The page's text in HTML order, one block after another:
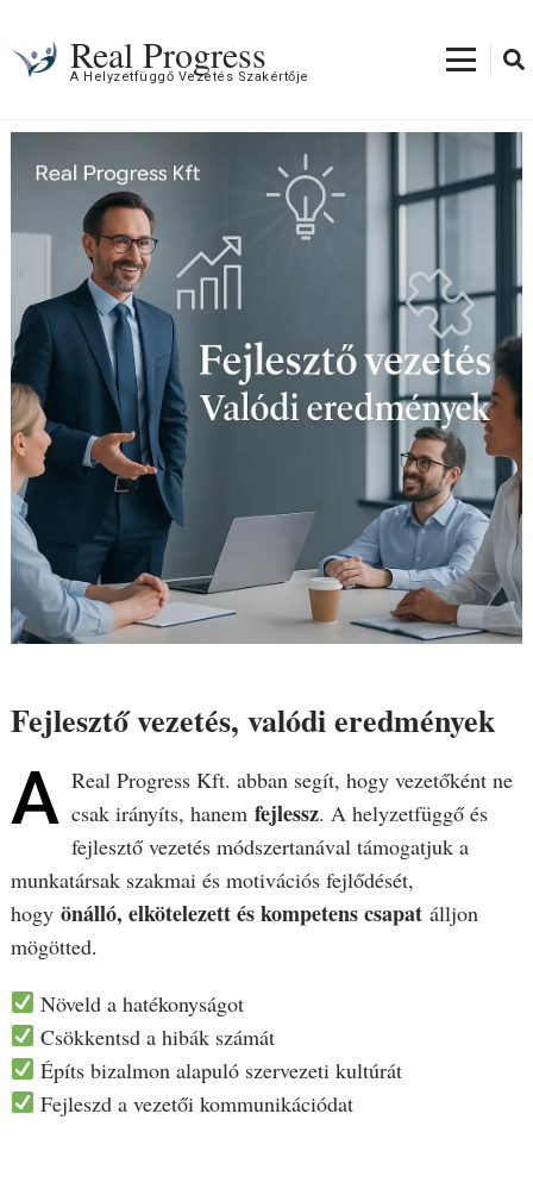
Real Progress
A Helyzetfüggő Vezetés Szakértője
Fejlesztő vezetés, valódi eredmények
A Real Progress Kft. abban segít, hogy vezetőként ne
csak irányíts, hanem fejlessz. A helyzetfüggő és
fejlesztő vezetés módszertanával támogatjuk a
munkatársak szakmai és motivációs fejlődését,
hogy önálló, elkötelezett és kompetens csapatálljon
mögötted.
Növeld a hatékonyságot
Csökkentsd a hibák számát
Építs bizalmon alapuló szervezeti kultúrát
Fejleszd a vezetői kommunikációdat